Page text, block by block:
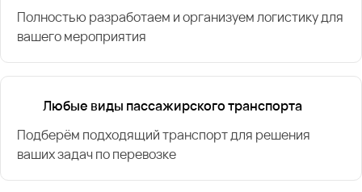
Полностью разработаем и организуем логистику для
вашего мероприятия
Любые виды пассажирского транспорта
Подберём подходящий транспорт для решения
ваших задач по перевозке